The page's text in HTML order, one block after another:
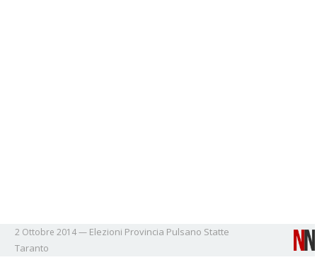
2 Ottobre 2014— Elezioni Provincia Pulsano Statte
Taranto